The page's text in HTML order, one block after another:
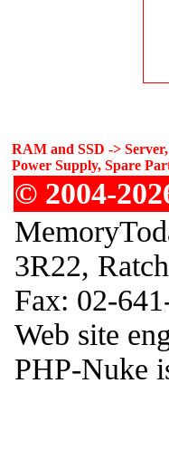
RAM and SSD ->
Power Supply, Spare
© 2004-
3R22,
Fax: 02-
Web site
PHP-Nuke